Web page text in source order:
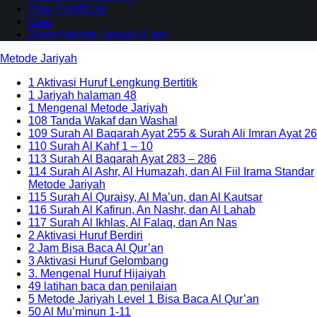
Tutor Certificate
User
Zoom Metode Jariyah 8 jam
Metode Jariyah
1 Aktivasi Huruf Lengkung Bertitik
1 Jariyah halaman 48
1 Mengenal Metode Jariyah
108 Tanda Wakaf dan Washal
109 Surah Al Baqarah Ayat 255 & Surah Ali Imran Ayat 26
110 Surah Al Kahf 1 – 10
113 Surah Al Baqarah Ayat 283 – 286
114 Surah Al Ashr, Al Humazah, dan Al Fiil Irama Standar
Metode Jariyah
115 Surah Al Quraisy, Al Ma’un, dan Al Kautsar
116 Surah Al Kafirun, An Nashr, dan Al Lahab
117 Surah Al Ikhlas, Al Falaq, dan An Nas
2 Aktivasi Huruf Berdiri
2 Jam Bisa Baca Al Qur’an
3 Aktivasi Huruf Gelombang
3. Mengenal Huruf Hijaiyah
49 latihan baca dan penilaian
5 Metode Jariyah Level 1 Bisa Baca Al Qur’an
50 Al Mu’minun 1-11